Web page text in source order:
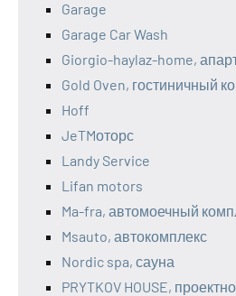
Garage
Garage Car Wash
Giorgio-haylaz-home,
Gold Oven, гостиничный
Hoff
JeTMоторс
Landy Service
Lifan motors
Ma-fra, автомоечный
Msauto, автокомплекс
Nordic spa, сауна
PRYTKOV HOUSE,